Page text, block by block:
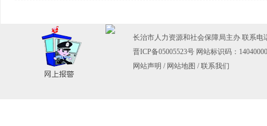
长治市人力资源和社会保障局主办 联系电
晋ICP备05005523号 网站标识码：
网站声明 / 网站地图 / 联系我们